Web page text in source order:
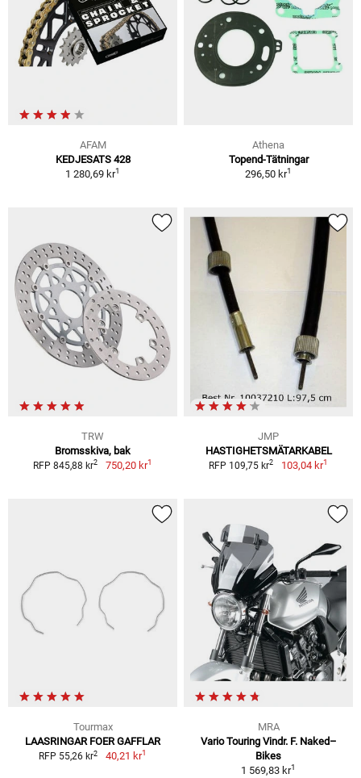
AFAM
KEDJESATS 428
1 280,69 kr1
Athena
Topend-Tätningar
296,50 kr1
TRW
Bromsskiva, bak
RFP 845,88 kr2 750,20 kr1
JMP
HASTIGHETSMÄTARKABEL
RFP 109,75 kr2 103,04 kr1
Tourmax
LAASRINGAR FOER GAFFLAR
RFP 55,26 kr2 40,21 kr1
MRA
Vario Touring Vindr. F. Naked–
Bikes
1 569,83 kr1